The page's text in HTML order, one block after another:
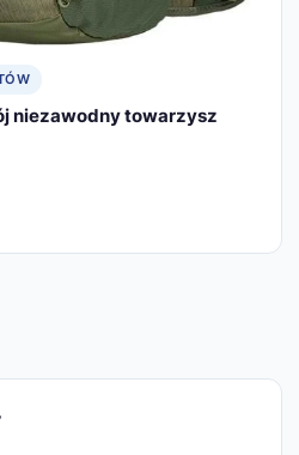
niezawodny towarzysz